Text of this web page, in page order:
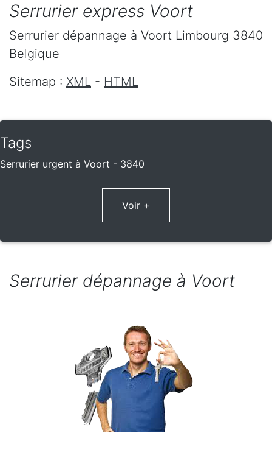
Serrurier express Voort
Serrurier dépannage à Voort Limbourg 3840
Belgique
Sitemap : XML - HTML
Tags
Serrurier urgent à Voort - 3840
Voir +
Serrurier dépannage à Voort